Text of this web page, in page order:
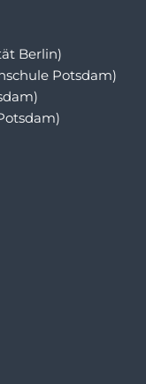
Berlin)
Potsdam)